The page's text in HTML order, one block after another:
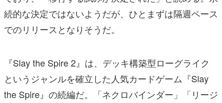
続的な決定ではないようだが、ひとまずは隔週ペース
でのリリースとなりそうだ。
『Slay the Spire 2』は、デッキ構築型ローグライク
というジャンルを確立した人気カードゲーム『Slay
the Spire』の続編だ。「ネクロバインダー」「リージ